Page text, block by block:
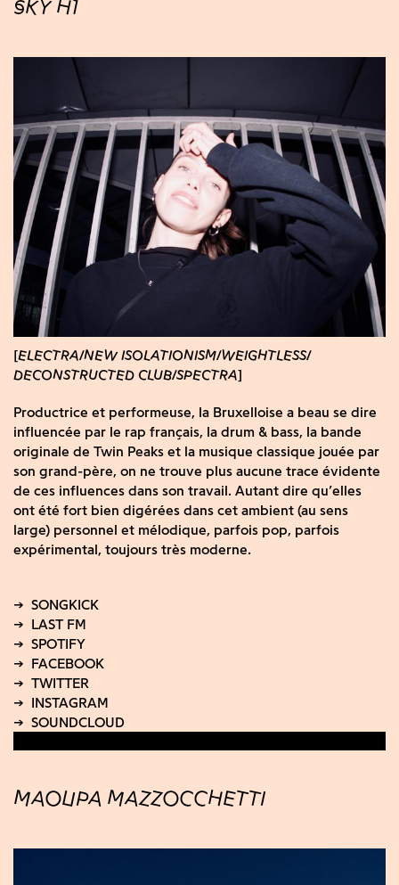
SKY H1
ELECTRA NEW ISOLATIONISM WEIGHTLESS
DECONSTRUCTED CLUB SPECTRA
Productrice et performeuse, la Bruxelloise a beau se dire
influencée par le rap français, la drum & bass, la bande
originale de Twin Peaks et la musique classique jouée par
son grand-père, on ne trouve plus aucune trace évidente
de ces influences dans son travail. Autant dire qu’elles
ont été fort bien digérées dans cet ambient (au sens
large) personnel et mélodique, parfois pop, parfois
expérimental, toujours très moderne.
MAOUPA MAZZOCCHETTI